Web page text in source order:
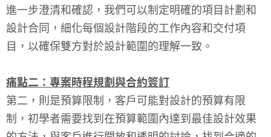
進一步澄清和確認，我們可以制定明確的項目計劃和
設計合同，細化每個設計階段的工作內容和交付項
目，以確保雙方對於設計範圍的理解一致。
痛點二：專案時程規劃與合約簽訂
第二，則是預算限制，客戶可能對設計的預算有限
制，初學者需要找到在預算範圍內達到最佳設計效果